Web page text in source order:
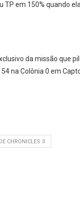
TP em 150% quando
da missão que
na Colônia 0 em
CHRONICLES 3